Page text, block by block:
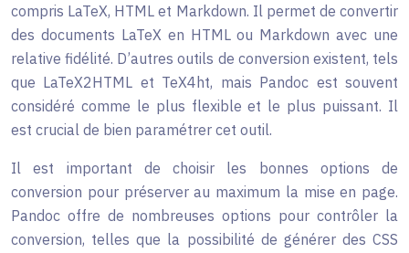
compris LaTeX, HTML et Markdown. Il permet de convertir
des documents LaTeX en HTML ou Markdown avec une
relative fidélité. D’autres outils de conversion existent, tels
que LaTeX2HTML et TeX4ht, mais Pandoc est souvent
considéré comme le plus flexible et le plus puissant. Il
est crucial de bien paramétrer cet outil.
Il est important de choisir les bonnes options de
conversion pour préserver au maximum la mise en page.
Pandoc offre de nombreuses options pour contrôler la
conversion, telles que la possibilité de générer des CSS